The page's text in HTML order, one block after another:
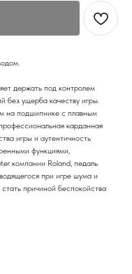
держать под контролем
без ущерба качеству игры.
на подшипнике с плавным
карданная
игры и аутентичность
функциями,
компании Roland, педаль
при игре шума и
причиной беспокойства